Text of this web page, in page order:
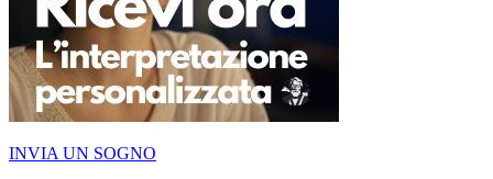
INVIA UN SOGNO